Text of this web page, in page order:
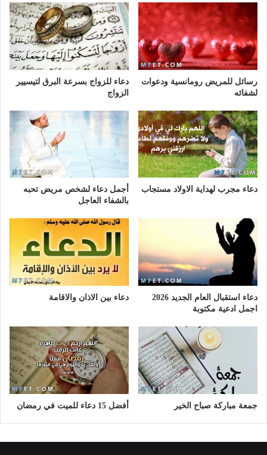
رسائل للمريض رومانسية ودعوات
لشفائه
دعاء للزواج بسرعة البرق لتيسيير
الزواج
دعاء مجرب لهداية الاولاد مستجاب
أجمل دعاء لشخص مريض تحبه
بالشفاء العاجل
دعاء استقبال العام الجديد 2026
اجمل ادعية مكتوبة
دعاء بين الاذان والاقامة
جمعة مباركة صباح الخير أفضل 15 دعاء للميت في رمضان